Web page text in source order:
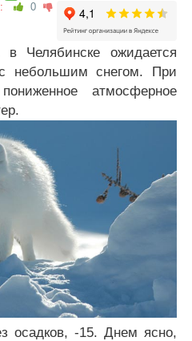
0
Челябинске ожидается
небольшим снегом. При
атмосферное
осадков, -15. Днем ясно,